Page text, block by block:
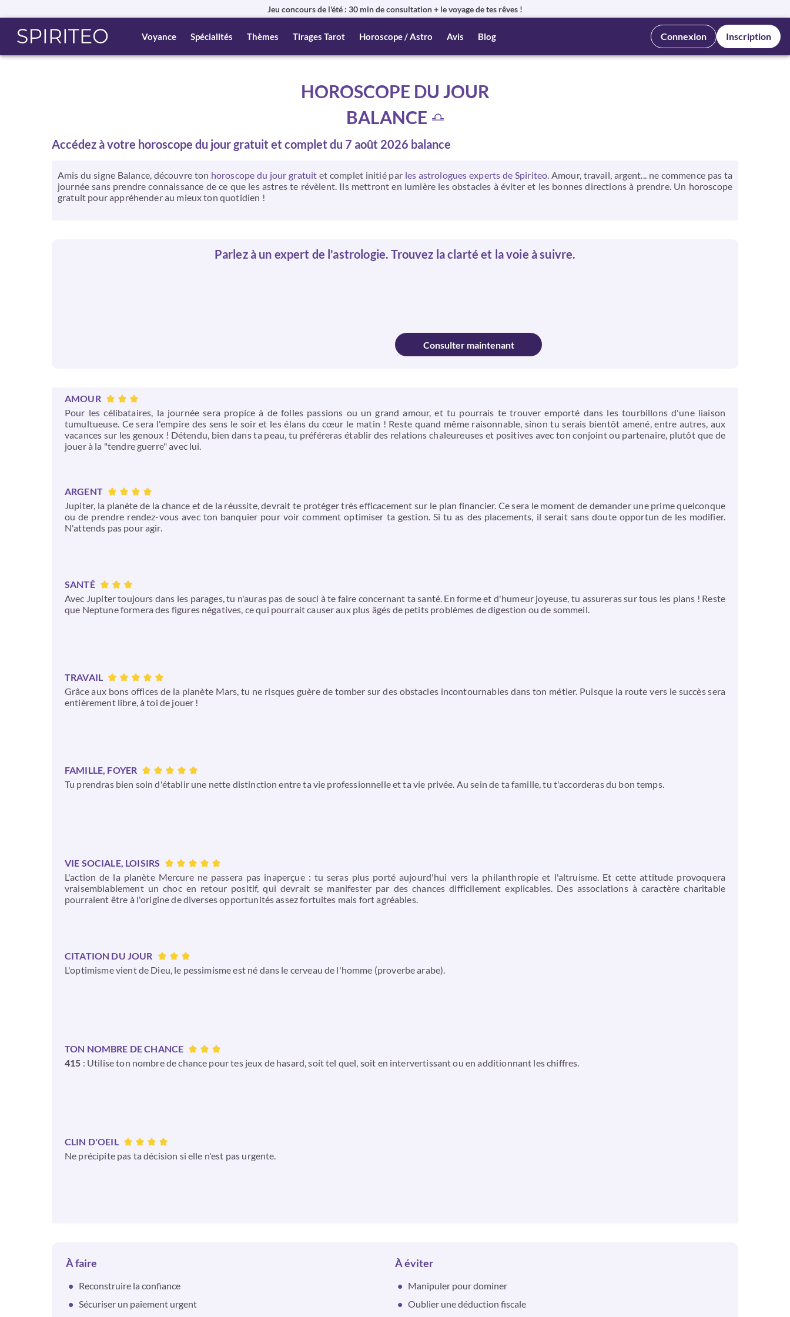
Jeu concours de l'été : 30 min de consultation + le voyage de tes rêves !
Voyance Spécialités Thèmes Tirages Tarot Horoscope / Astro Avis Blog Connexion Inscription
HOROSCOPE DU JOUR
BALANCE
Accédez à votre horoscope du jour gratuit et complet du 7 août 2026 balance
Amis du signe Balance, découvre ton horoscope du jour gratuit et complet initié par les astrologues experts de Spiriteo. Amour, travail, argent... ne commence pas ta
journée sans prendre connaissance de ce que les astres te révèlent. Ils mettront en lumière les obstacles à éviter et les bonnes directions à prendre. Un horoscope
gratuit pour appréhender au mieux ton quotidien !
Parlez à un expert de l'astrologie. Trouvez la clarté et la voie à suivre.
Consulter maintenant
AMOUR
Pour les célibataires, la journée sera propice à de folles passions ou un grand amour, et tu pourrais te trouver emporté dans les tourbillons d'une liaison
tumultueuse. Ce sera l'empire des sens le soir et les élans du cœur le matin ! Reste quand même raisonnable, sinon tu serais bientôt amené, entre autres, aux
vacances sur les genoux ! Détendu, bien dans ta peau, tu préféreras établir des relations chaleureuses et positives avec ton conjoint ou partenaire, plutôt que de
jouer à la "tendre guerre" avec lui.
ARGENT
Jupiter, la planète de la chance et de la réussite, devrait te protéger très efficacement sur le plan financier. Ce sera le moment de demander une prime quelconque
ou de prendre rendez-vous avec ton banquier pour voir comment optimiser ta gestion. Si tu as des placements, il serait sans doute opportun de les modifier.
N'attends pas pour agir.
SANTÉ
Avec Jupiter toujours dans les parages, tu n'auras pas de souci à te faire concernant ta santé. En forme et d'humeur joyeuse, tu assureras sur tous les plans ! Reste
que Neptune formera des figures négatives, ce qui pourrait causer aux plus âgés de petits problèmes de digestion ou de sommeil.
TRAVAIL
Grâce aux bons offices de la planète Mars, tu ne risques guère de tomber sur des obstacles incontournables dans ton métier. Puisque la route vers le succès sera
entièrement libre, à toi de jouer !
FAMILLE, FOYER
Tu prendras bien soin d'établir une nette distinction entre ta vie professionnelle et ta vie privée. Au sein de ta famille, tu t'accorderas du bon temps.
VIE SOCIALE, LOISIRS
L'action de la planète Mercure ne passera pas inaperçue : tu seras plus porté aujourd'hui vers la philanthropie et l'altruisme. Et cette attitude provoquera
vraisemblablement un choc en retour positif, qui devrait se manifester par des chances difficilement explicables. Des associations à caractère charitable
pourraient être à l'origine de diverses opportunités assez fortuites mais fort agréables.
CITATION DU JOUR
L'optimisme vient de Dieu, le pessimisme est né dans le cerveau de l'homme (proverbe arabe).
TON NOMBRE DE CHANCE
415 : Utilise ton nombre de chance pour tes jeux de hasard, soit tel quel, soit en intervertissant ou en additionnant les chiffres.
CLIN D'OEIL
Ne précipite pas ta décision si elle n'est pas urgente.
À faire
Reconstruire la confiance
Sécuriser un paiement urgent
À éviter
Manipuler pour dominer
Oublier une déduction fiscale